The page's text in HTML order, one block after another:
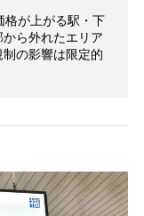
格が上がる駅・下
ら外れたエリア
の影響は限定的